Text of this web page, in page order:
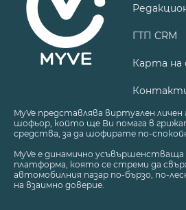
ГТП CRM
Карта на
MyVe представлява виртуален
шофьор, който ще Ви помага в
средства, за да шофирате по-
MyVe е динамично
платформа, която се стреми да
автомобилния пазар по-бързо, по-
на взаимно доверие.